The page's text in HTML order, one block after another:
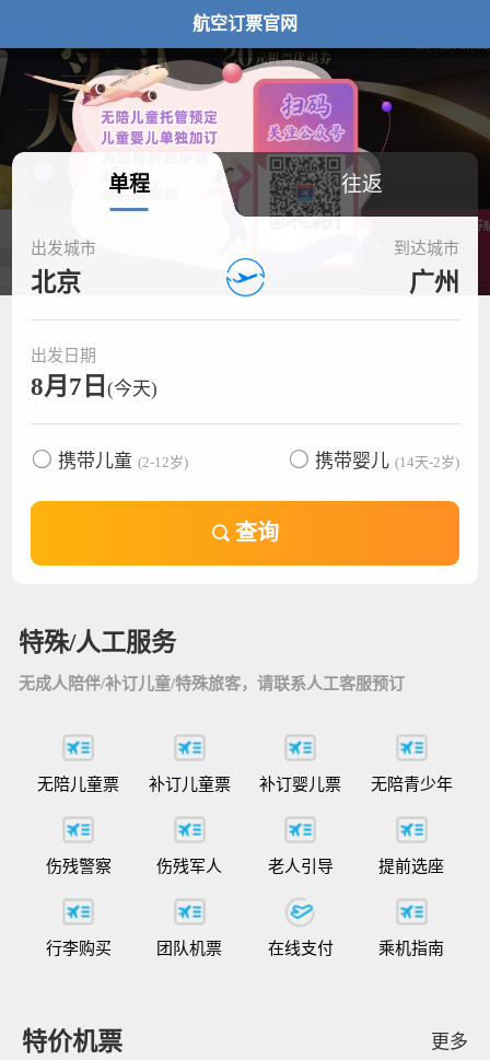
航空订票官网
单程 往返
出发城市
北京
到达城市
广州
出发日期
8月7日 (今天)
携带儿童 (2-12岁) 携带婴儿 (14天-2岁)
查询
特殊/人工服务
无成人陪伴/补订儿童/特殊旅客，请联系人工客服预订
无陪儿童票 补订儿童票 补订婴儿票 无陪青少年
伤残警察 伤残军人 老人引导 提前选座
行李购买 团队机票 在线支付 乘机指南
特价机票 更多